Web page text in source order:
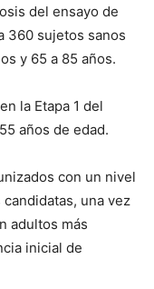
del ensayo de
360 sujetos sanos
y 65 a 85 años.
la Etapa 1 del
años de edad.
con un nivel
una vez
adultos más
inicial de